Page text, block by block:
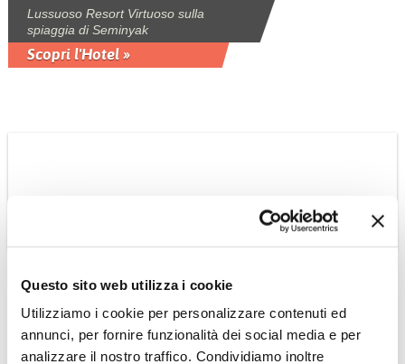
Questo sito web utilizza i cookie
Utilizziamo i cookie per personalizzare contenuti ed
annunci, per fornire funzionalità dei social media e per
analizzare il nostro traffico. Condividiamo inoltre
Lussuoso Resort Virtuoso sulla
spiaggia di Seminyak
Scopri l'Hotel »
INDONESIA
The Oberoi Lombok